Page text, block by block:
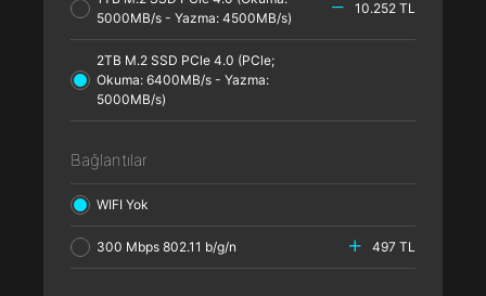
5000MB/s - Yazma: 4500MB/s)
10.252 TL
2TB M.2 SSD PCle 4.0 (PCle;
Okuma: 6400MB/s - Yazma:
5000MB/s)
Bağlantılar
WIFI Yok
300 Mbps 802.11 b/g/n 497 TL